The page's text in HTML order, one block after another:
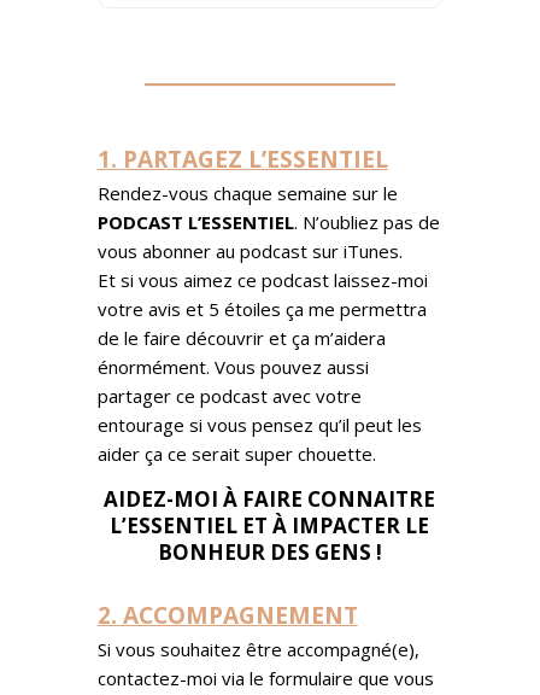
1. PARTAGEZ L’ESSENTIEL
Rendez-vous chaque semaine sur le
PODCAST L’ESSENTIEL. N’oubliez pas de
vous abonner au podcast sur iTunes.
Et si vous aimez ce podcast laissez-moi
votre avis et 5 étoiles ça me permettra
de le faire découvrir et ça m’aidera
énormément. Vous pouvez aussi
partager ce podcast avec votre
entourage si vous pensez qu’il peut les
aider ça ce serait super chouette.
AIDEZ-MOI À FAIRE CONNAITRE
L’ESSENTIEL ET À IMPACTER LE
BONHEUR DES GENS !
2. ACCOMPAGNEMENT
Si vous souhaitez être accompagné(e),
contactez-moi via le formulaire que vous